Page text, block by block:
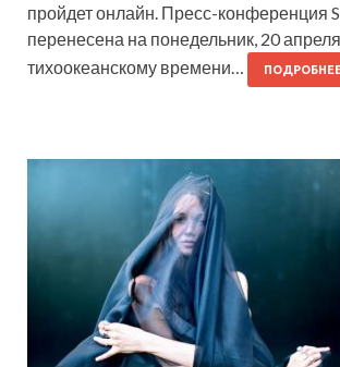
пройдет онлайн. Пресс-конференция
перенесена на понедельник, 20
тихоокеанскому времени…